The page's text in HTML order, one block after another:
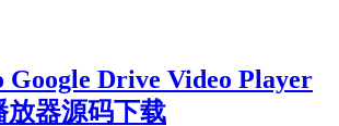
Google Drive Video Player
放器源码下载